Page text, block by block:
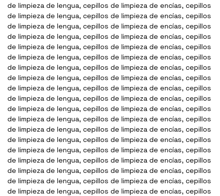
de limpieza de lengua, cepillos de limpieza de encías, cepillos
de limpieza de lengua, cepillos de limpieza de encías, cepillos
de limpieza de lengua, cepillos de limpieza de encías, cepillos
de limpieza de lengua, cepillos de limpieza de encías, cepillos
de limpieza de lengua, cepillos de limpieza de encías, cepillos
de limpieza de lengua, cepillos de limpieza de encías, cepillos
de limpieza de lengua, cepillos de limpieza de encías, cepillos
de limpieza de lengua, cepillos de limpieza de encías, cepillos
de limpieza de lengua, cepillos de limpieza de encías, cepillos
de limpieza de lengua, cepillos de limpieza de encías, cepillos
de limpieza de lengua, cepillos de limpieza de encías, cepillos
de limpieza de lengua, cepillos de limpieza de encías, cepillos
de limpieza de lengua, cepillos de limpieza de encías, cepillos
de limpieza de lengua, cepillos de limpieza de encías, cepillos
de limpieza de lengua, cepillos de limpieza de encías, cepillos
de limpieza de lengua, cepillos de limpieza de encías, cepillos
de limpieza de lengua, cepillos de limpieza de encías, cepillos
de limpieza de lengua, cepillos de limpieza de encías, cepillos
de limpieza de lengua, cepillos de limpieza de encías, cepillos